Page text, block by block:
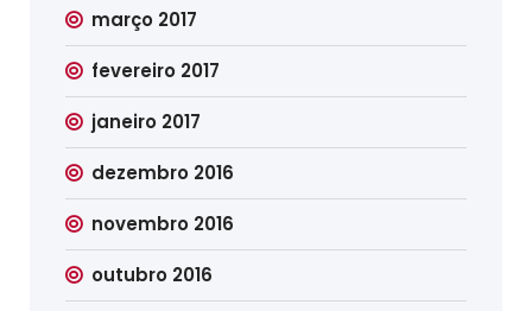
março 2017
fevereiro 2017
janeiro 2017
dezembro 2016
novembro 2016
outubro 2016